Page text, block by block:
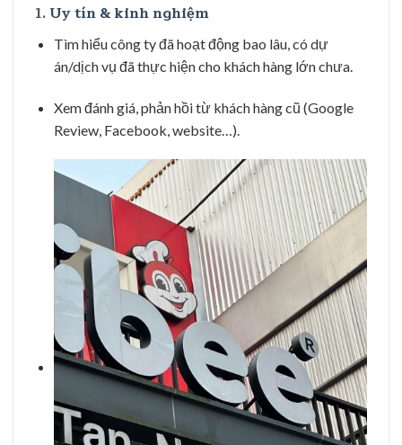
1.Uy tín & kinh nghiệm
Tìm hiểu công ty đã hoạt động bao lâu, có dự
án/dịch vụ đã thực hiện cho khách hàng lớn chưa.
Xem đánh giá, phản hồi từ khách hàng cũ (Google
Review, Facebook, website…).